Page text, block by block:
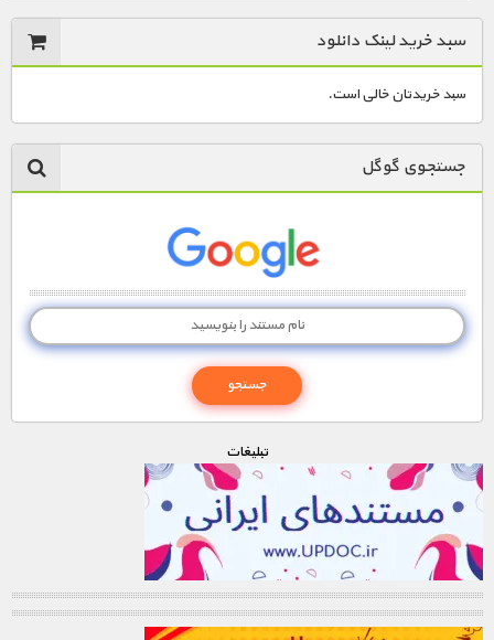
سبد خرید لینک دانلود
سبد خریدتان خالی است.
جستجوی گوگل
تبليغات